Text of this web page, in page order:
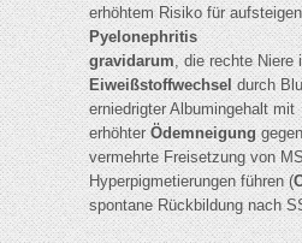
erhöhtem Risiko für
Pyelonephritis
gravidarum, die rechte Niere
Eiweißstoffwechseldurch
erniedrigter Albumingehalt mit
erhöhterÖdemneigung
vermehrte Freisetzung von
Hyperpigmetierungen führen (
spontane Rückbildung nach